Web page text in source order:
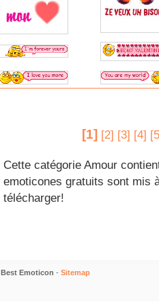
[1] [2] [3] [4]
Cette catégorie Amour
emoticones gratuits sont mis
télécharger!
Best Emoticon - Sitemap